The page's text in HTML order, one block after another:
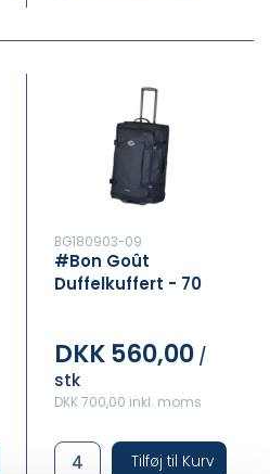
BG180903-09
#Bon Goût
Duffelkuffert - 70
DKK 560,00 /
stk
DKK 700,00 inkl. moms
Tilføj til Kurv